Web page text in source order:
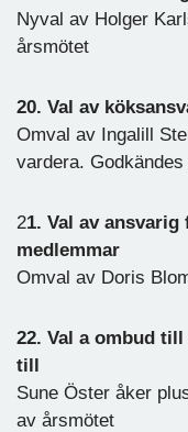
Nyval av Holger
årsmötet
20. Val av
Omval av Ingalill
vardera.
21. Val av
medlemmar
Omval av Doris
22. Val a ombud
till
Sune Öster åker
av årsmötet